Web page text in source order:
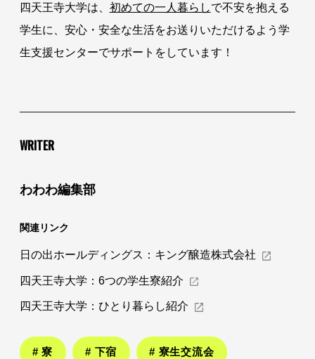
四天王寺大学は、 初めての一人暮らしで不安を抱える
学生に、安心・安全な生活をお送りいただけるよう学
生支援センターでサポートをしています！
WRITER
わわわ編集部
関連リンク
日の出ホールディングス： キング醸造株式会社
四天王寺大学： 6つの学生寮紹介
四天王寺大学： ひとり暮らし紹介
# 寮 # 下宿 # 寮生交流会